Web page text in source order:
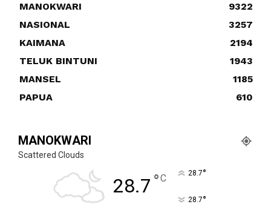
MANOKWARI
9322
NASIONAL
3257
KAIMANA
2194
TELUK BINTUNI
1943
MANSEL
1185
PAPUA
610
MANOKWARI
Scattered Clouds
28.7 °C 28.7°
28.7°